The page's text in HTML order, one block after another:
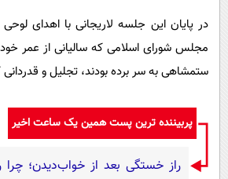
در پایان این جلسه لاریجانی با اهدای لوحی
مجلس شورای اسلامی که سالیانی از عمر خود
ستمشاهی به سر برده بودند، تجلیل و قدردانی
پربیننده ترین پست همین یک ساعت اخیر
راز خستگی بعد از خواب‌دیدن؛ چرا